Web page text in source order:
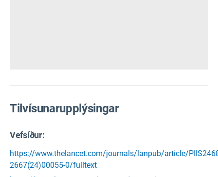
Tilvísunarupplýsingar
Vefsíður:
https://www.thelancet.com/journals/lanpub/article/
2667(24)00055-0/fulltext